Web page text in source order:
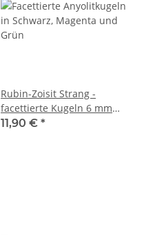
Rubin-Zoisit Strang -
facettierte Kugeln 6 mm
grün schwarz magenta, 38
11,90 € *